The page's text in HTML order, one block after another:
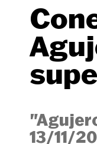
13/11/